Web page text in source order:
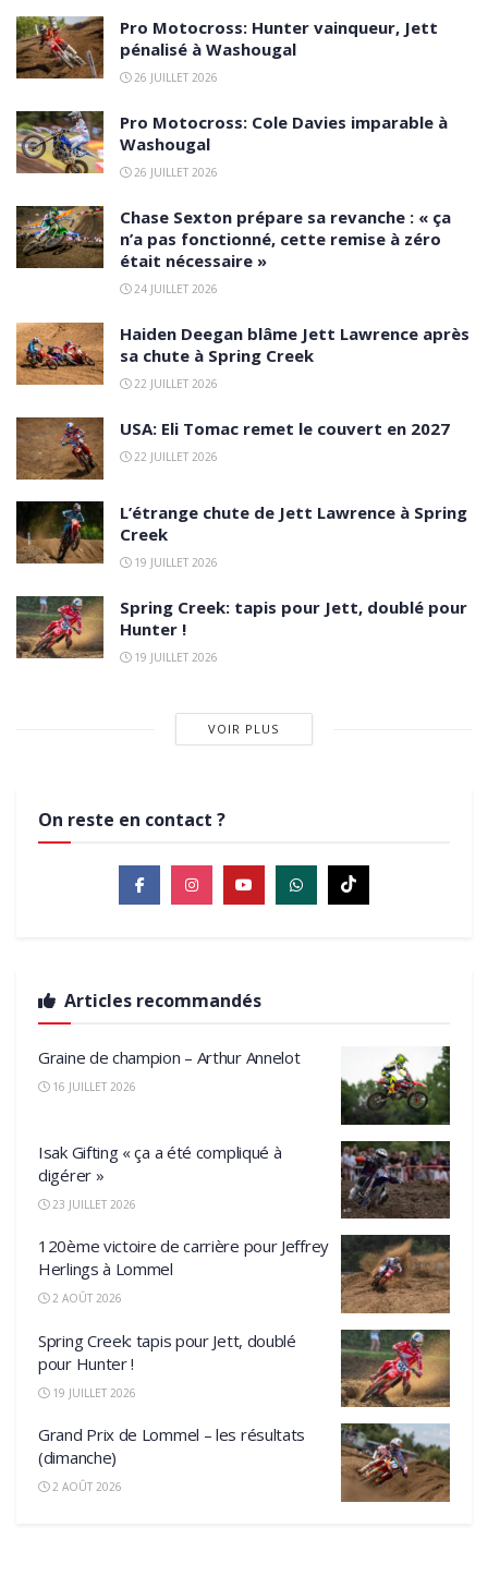
Pro Motocross: Hunter vainqueur, Jett
pénalisé à Washougal
26 JUILLET 2026
Pro Motocross: Cole Davies imparable à
Washougal
26 JUILLET 2026
Chase Sexton prépare sa revanche : « ça
n’a pas fonctionné, cette remise à zéro
était nécessaire »
24 JUILLET 2026
Haiden Deegan blâme Jett Lawrence après
sa chute à Spring Creek
22 JUILLET 2026
USA: Eli Tomac remet le couvert en 2027
22 JUILLET 2026
L’étrange chute de Jett Lawrence à Spring
Creek
19 JUILLET 2026
Spring Creek: tapis pour Jett, doublé pour
Hunter !
19 JUILLET 2026
VOIR PLUS
On reste en contact ?
Articles recommandés
Graine de champion – Arthur Annelot
16 JUILLET 2026
Isak Gifting « ça a été compliqué à
digérer »
23 JUILLET 2026
120ème victoire de carrière pour Jeffrey
Herlings à Lommel
2 AOÛT 2026
Spring Creek: tapis pour Jett, doublé
pour Hunter !
19 JUILLET 2026
Grand Prix de Lommel – les résultats
(dimanche)
2 AOÛT 2026